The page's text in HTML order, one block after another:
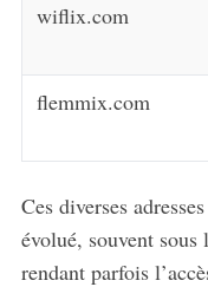
wiflix.com
flemmix.com
Ces diverses
évolué, souvent
rendant parfois